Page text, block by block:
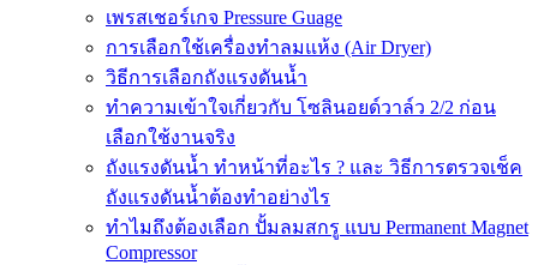
เพรสเชอร์เกจ Pressure Guage
การเลือกใช้เครื่องทำลมแห้ง (Air Dryer)
วิธีการเลือกถังแรงดันน้ำ
ทำความเข้าใจเกี่ยวกับ โซลินอยด์วาล์ว 2/2 ก่อน
เลือกใช้งานจริง
ถังแรงดันน้ำ ทำหน้าที่อะไร ? และ วิธีการตรวจเช็ค
ถังแรงดันน้ำต้องทำอย่างไร
ทำไมถึงต้องเลือก ปั้มลมสกรู แบบ Permanent Magnet
Compressor